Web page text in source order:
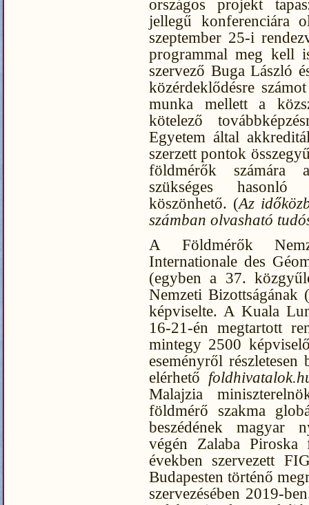
országos projekt
jellegű konferenciára
szeptember 25-i
programmal meg kell
szervező Buga László
közérdeklődésre
munka mellett a
kötelező
Egyetem által
szerzett pontok
földmérők számára
szükséges hasonló
köszönhető. (Az
számban olvasható
A Földmérők
Internationale des
(egyben a 37.
Nemzeti
képviselte. A Kuala
16-21-én megtartott
mintegy 2500
eseményről
elérhető
Malajzia
földmérő szakma
beszédének magyar
végén Zalaba Piroska
években szervezett
Budapesten történő
szervezésében 2019-